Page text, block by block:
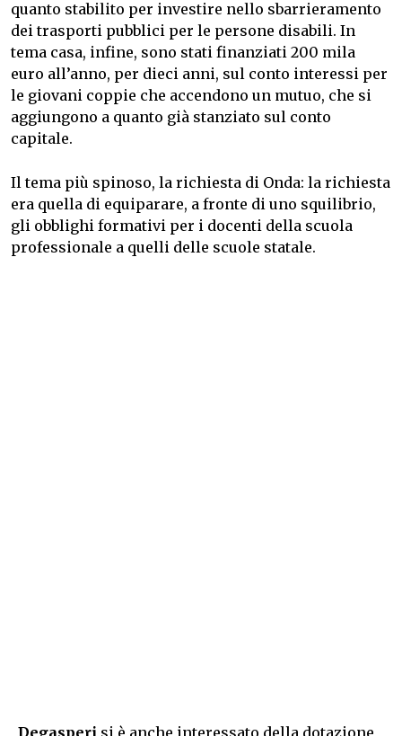
quanto stabilito per investire nello sbarrieramento
dei trasporti pubblici per le persone disabili. In
tema casa, infine, sono stati finanziati 200 mila
euro all’anno, per dieci anni, sul conto interessi per
le giovani coppie che accendono un mutuo, che si
aggiungono a quanto già stanziato sul conto
capitale.
Il tema più spinoso, la richiesta di Onda: la richiesta
era quella di equiparare, a fronte di uno squilibrio,
gli obblighi formativi per i docenti della scuola
professionale a quelli delle scuole statale.